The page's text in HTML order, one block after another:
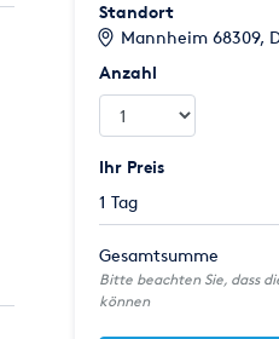
Standort
Mannheim 68309,
Anzahl
Ihr Preis
1 Tag
Gesamtsumme
Bitte beachten Sie, dass
können